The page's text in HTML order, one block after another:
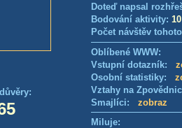
Doteď napsal
Bodování aktivity:
Počet návštěv
Oblíbené WWW:
Vstupní dotazník:
Osobní statistiky:
Vztahy na
Smajlíci: zobraz
Miluje: